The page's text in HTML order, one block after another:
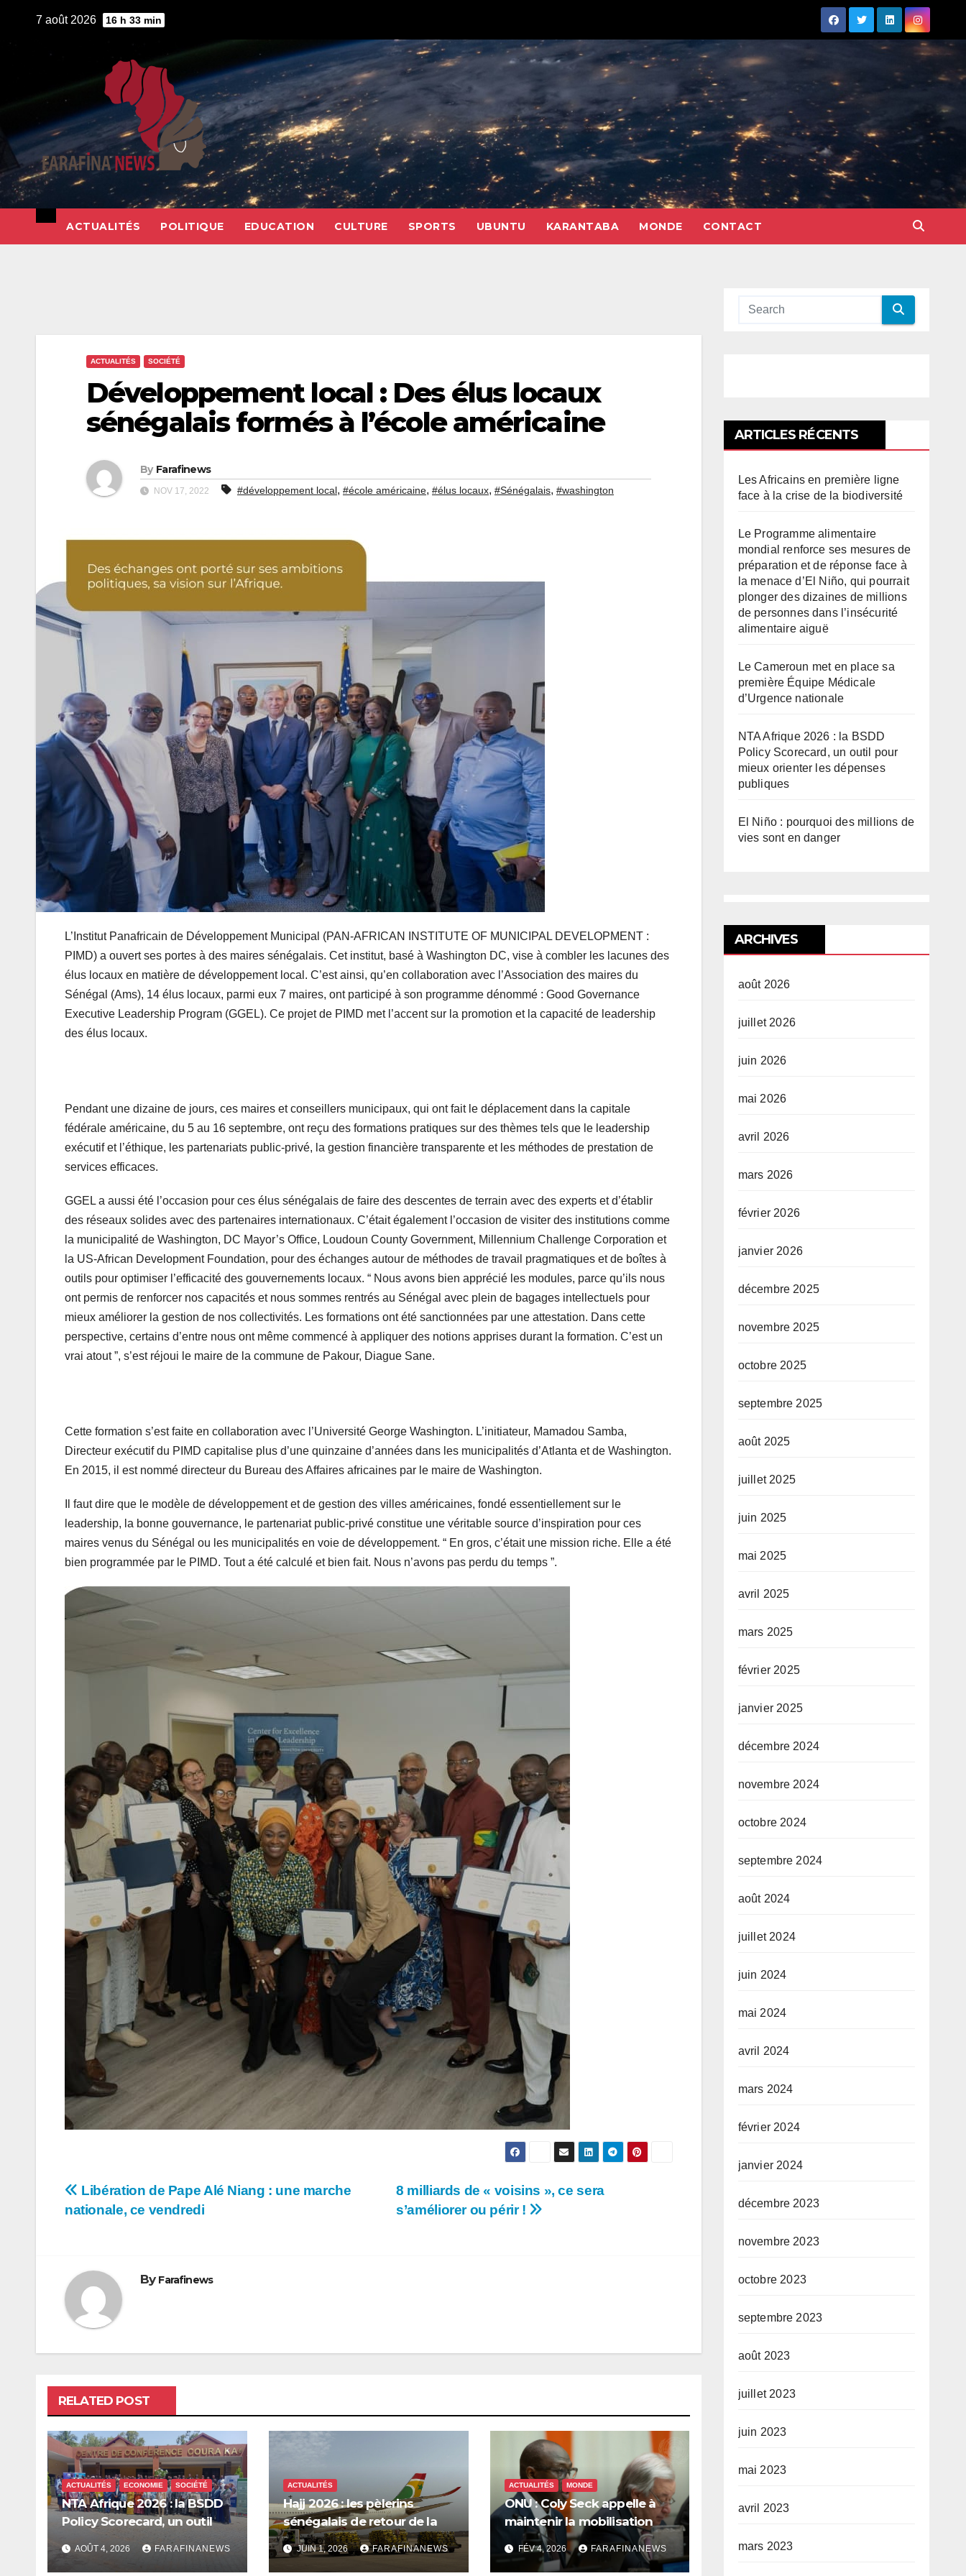
7 août 2026 16 h 33 min
ACTUALITÉS POLITIQUE EDUCATION CULTURE SPORTS UBUNTU KARANTABA MONDE CONTACT
ACTUALITÉS SOCIÉTÉ
Développement local : Des élus locaux
sénégalais formés à l’école américaine
By Farafinews
NOV 17, 2022 #développement local, #école américaine, #élus locaux, #Sénégalais, #washington
L’Institut Panafricain de Développement Municipal (PAN-AFRICAN INSTITUTE OF MUNICIPAL DEVELOPMENT :
PIMD) a ouvert ses portes à des maires sénégalais. Cet institut, basé à Washington DC, vise à combler les lacunes des
élus locaux en matière de développement local. C’est ainsi, qu’en collaboration avec l’Association des maires du
Sénégal (Ams), 14 élus locaux, parmi eux 7 maires, ont participé à son programme dénommé : Good Governance
Executive Leadership Program (GGEL). Ce projet de PIMD met l’accent sur la promotion et la capacité de leadership
des élus locaux.
Pendant une dizaine de jours, ces maires et conseillers municipaux, qui ont fait le déplacement dans la capitale
fédérale américaine, du 5 au 16 septembre, ont reçu des formations pratiques sur des thèmes tels que le leadership
exécutif et l’éthique, les partenariats public-privé, la gestion financière transparente et les méthodes de prestation de
services efficaces.
GGEL a aussi été l’occasion pour ces élus sénégalais de faire des descentes de terrain avec des experts et d’établir
des réseaux solides avec des partenaires internationaux. C’était également l’occasion de visiter des institutions comme
la municipalité de Washington, DC Mayor’s Office, Loudoun County Government, Millennium Challenge Corporation et
la US-African Development Foundation, pour des échanges autour de méthodes de travail pragmatiques et de boîtes à
outils pour optimiser l’efficacité des gouvernements locaux. “ Nous avons bien apprécié les modules, parce qu’ils nous
ont permis de renforcer nos capacités et nous sommes rentrés au Sénégal avec plein de bagages intellectuels pour
mieux améliorer la gestion de nos collectivités. Les formations ont été sanctionnées par une attestation. Dans cette
perspective, certains d’entre nous ont même commencé à appliquer des notions apprises durant la formation. C’est un
vrai atout ”, s’est réjoui le maire de la commune de Pakour, Diague Sane.
Cette formation s’est faite en collaboration avec l’Université George Washington. L’initiateur, Mamadou Samba,
Directeur exécutif du PIMD capitalise plus d’une quinzaine d’années dans les municipalités d’Atlanta et de Washington.
En 2015, il est nommé directeur du Bureau des Affaires africaines par le maire de Washington.
Il faut dire que le modèle de développement et de gestion des villes américaines, fondé essentiellement sur le
leadership, la bonne gouvernance, le partenariat public-privé constitue une véritable source d’inspiration pour ces
maires venus du Sénégal ou les municipalités en voie de développement. “ En gros, c’était une mission riche. Elle a été
bien programmée par le PIMD. Tout a été calculé et bien fait. Nous n’avons pas perdu du temps ”.
Navigation
8 milliards de « voisins », ce sera
s’améliorer ou périr !
Libération de Pape Alé Niang : une marche
nationale, ce vendredi
By Farafinews
RELATED POST
ACTUALITÉS ECONOMIE SOCIÉTÉ
NTA Afrique 2026 : la BSDD
Policy Scorecard, un outil
pour mieux orienter les
dépenses publiques
AOÛT 4, 2026 FARAFINANEWS
ACTUALITÉS
Hajj 2026 : les pèlerins
sénégalais de retour de la
Mecque saluent les
innovations d’Air Sénégal SA
JUIN 1, 2026 FARAFINANEWS
ACTUALITÉS MONDE
ONU : Coly Seck appelle à
maintenir la mobilisation
pour les droits du peuple
palestinien
FÉV 4, 2026 FARAFINANEWS
ARTICLES RÉCENTS
Les Africains en première ligne
face à la crise de la biodiversité
Le Programme alimentaire
mondial renforce ses mesures de
préparation et de réponse face à
la menace d’El Niño, qui pourrait
plonger des dizaines de millions
de personnes dans l’insécurité
alimentaire aiguë
Le Cameroun met en place sa
première Équipe Médicale
d’Urgence nationale
NTA Afrique 2026 : la BSDD
Policy Scorecard, un outil pour
mieux orienter les dépenses
publiques
El Niño : pourquoi des millions de
vies sont en danger
ARCHIVES
août 2026
juillet 2026
juin 2026
mai 2026
avril 2026
mars 2026
février 2026
janvier 2026
décembre 2025
novembre 2025
octobre 2025
septembre 2025
août 2025
juillet 2025
juin 2025
mai 2025
avril 2025
mars 2025
février 2025
janvier 2025
décembre 2024
novembre 2024
octobre 2024
septembre 2024
août 2024
juillet 2024
juin 2024
mai 2024
avril 2024
mars 2024
février 2024
janvier 2024
décembre 2023
novembre 2023
octobre 2023
septembre 2023
août 2023
juillet 2023
juin 2023
mai 2023
avril 2023
mars 2023